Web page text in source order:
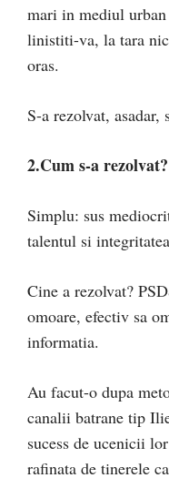
mari in mediul
linistiti-va, la tara
oras.
S-a rezolvat,
2.Cum s-a rezolvat?
Simplu: sus
talentul si
Cine a rezolvat?
omoare, efectiv sa
informatia.
Au facut-o dupa
canalii batrane tip
sucess de ucenicii
rafinata de tinerele